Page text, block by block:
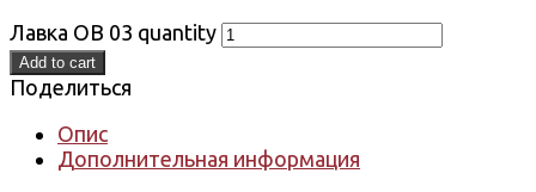
Лавка ОВ 03 quantity
Add to cart
Поделиться
Опис
Дополнительная информация